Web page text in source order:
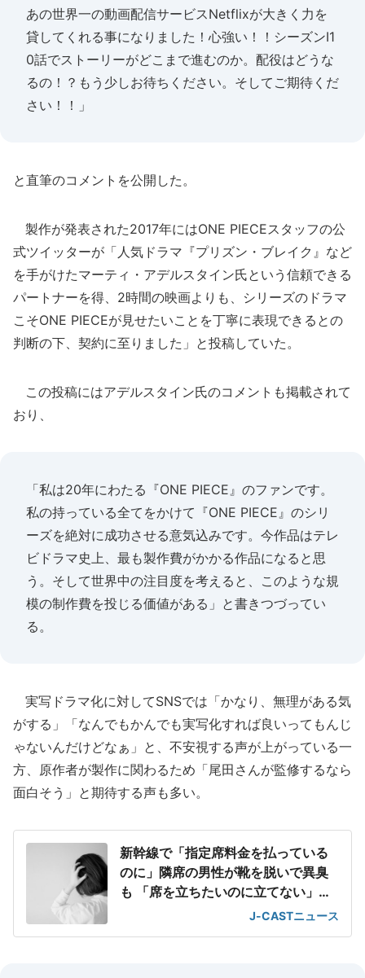
あの世界一の動画配信サービスNetflixが大きく力を
貸してくれる事になりました！心強い！！シーズンI1
0話でストーリーがどこまで進むのか。配役はどうな
るの！？もう少しお待ちください。そしてご期待くだ
さい！！」
と直筆のコメントを公開した。
製作が発表された2017年にはONE PIECEスタッフの公
式ツイッターが「人気ドラマ『プリズン・ブレイク』など
を手がけたマーティ・アデルスタイン氏という信頼できる
パートナーを得、2時間の映画よりも、シリーズのドラマ
こそONE PIECEが見せたいことを丁寧に表現できるとの
判断の下、契約に至りました」と投稿していた。
この投稿にはアデルスタイン氏のコメントも掲載されて
おり、
「私は20年にわたる『ONE PIECE』のファンです。
私の持っている全てをかけて『ONE PIECE』のシリ
ーズを絶対に成功させる意気込みです。今作品はテレ
ビドラマ史上、最も製作費がかかる作品になると思
う。そして世界中の注目度を考えると、このような規
模の制作費を投じる価値がある」と書きつづってい
る。
実写ドラマ化に対してSNSでは「かなり、無理がある気
がする」「なんでもかんでも実写化すれば良いってもんじ
ゃないんだけどなぁ」と、不安視する声が上がっている一
方、原作者が製作に関わるため「尾田さんが監修するなら
面白そう」と期待する声も多い。
新幹線で「指定席料金を払っている
のに」隣席の男性が靴を脱いで異臭
も 「席を立ちたいのに立てない」息
J-CASTニュース